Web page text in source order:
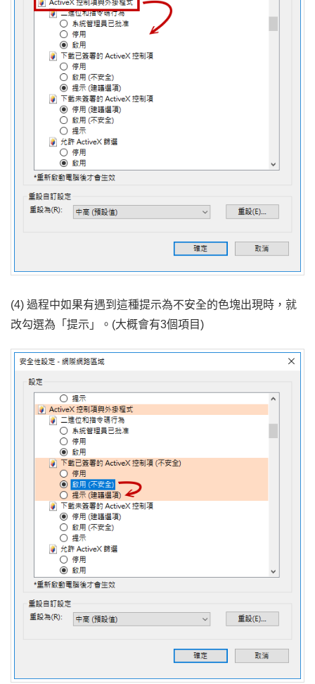
(4) 過程中如果有遇到這種提示為不安全的色塊出現時，就
改勾選為「提示」。(大概會有3個項目)